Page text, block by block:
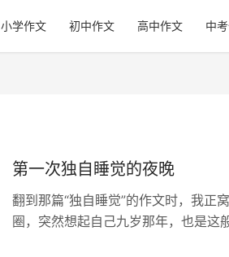
小学作文 初中作文 高中作文 中
第一次独自睡觉的夜晚
翻到那篇“独自睡觉”的作文时，我正
圈，突然想起自己九岁那年，也是这